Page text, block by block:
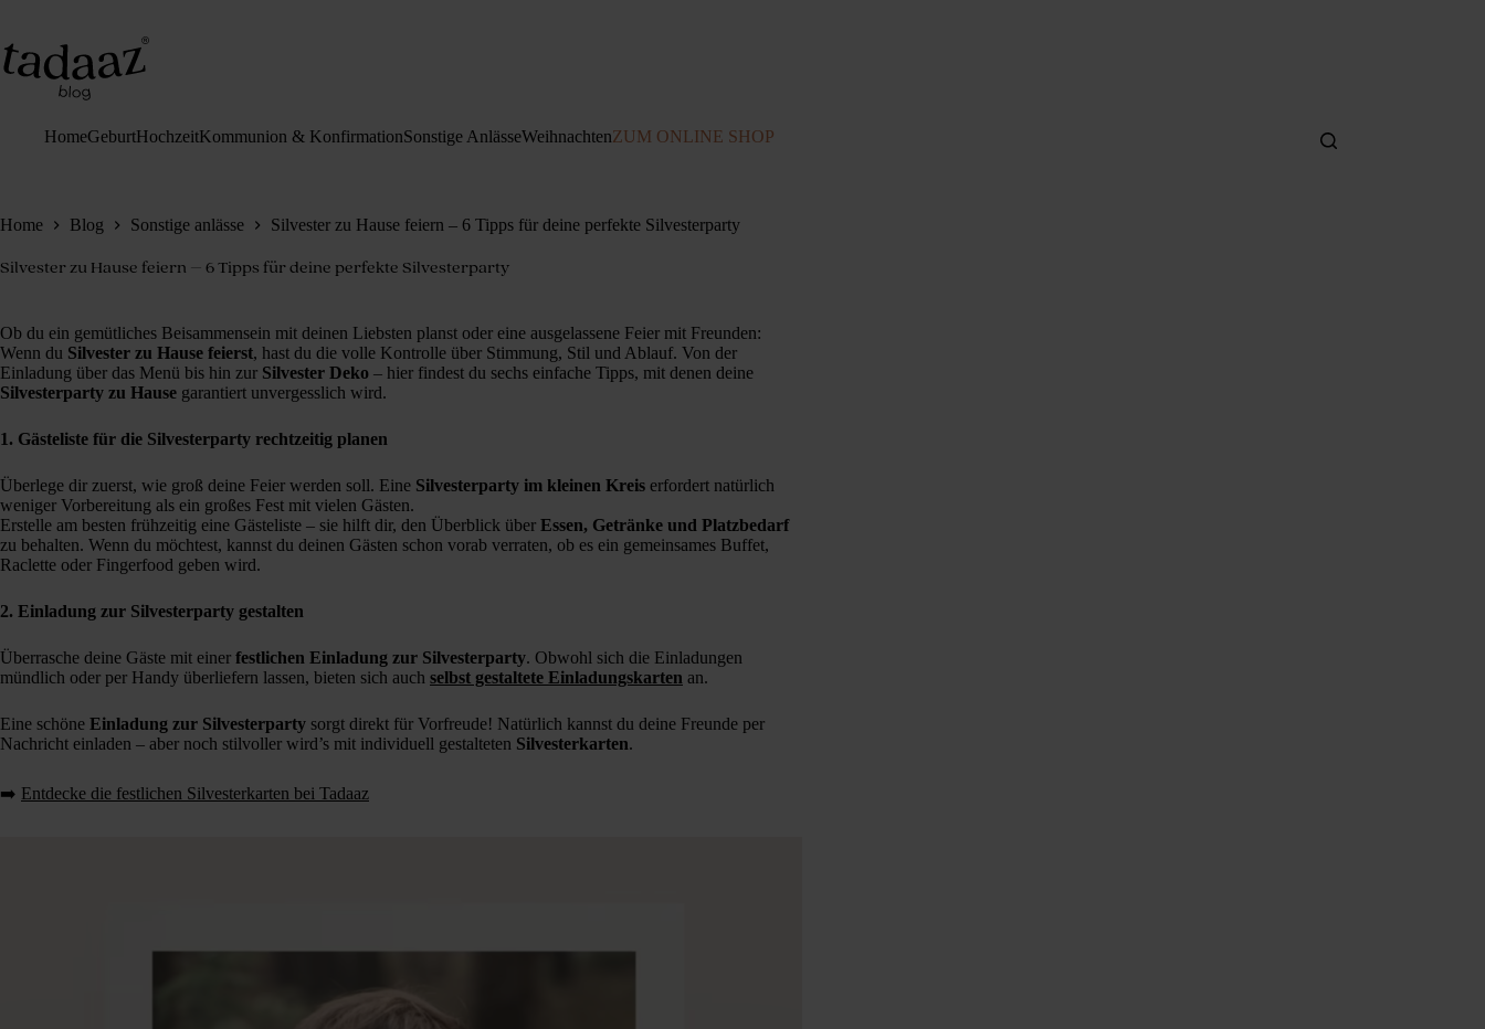
springen
HomeGeburtHochzeitKommunion & KonfirmationSonstige AnlässeWeihnachtenZUM ONLINE SHOP
Home Blog Sonstige anlässe Silvester zu Hause feiern – 6 Tipps für deine perfekte Silvesterparty
Silvester zu Hause feiern – 6 Tipps für deine perfekte Silvesterparty
Ob du ein gemütliches Beisammensein mit deinen Liebsten planst oder eine ausgelassene Feier mit Freunden:
Wenn du Silvester zu Hause feierst, hast du die volle Kontrolle über Stimmung, Stil und Ablauf. Von der
Einladung über das Menü bis hin zur Silvester Deko – hier findest du sechs einfache Tipps, mit denen deine
Silvesterparty zu Hause garantiert unvergesslich wird.
1. Gästeliste für die Silvesterparty rechtzeitig planen
Überlege dir zuerst, wie groß deine Feier werden soll. Eine Silvesterparty im kleinen Kreis erfordert natürlich
weniger Vorbereitung als ein großes Fest mit vielen Gästen.
Erstelle am besten frühzeitig eine Gästeliste – sie hilft dir, den Überblick über Essen, Getränke und Platzbedarf
zu behalten. Wenn du möchtest, kannst du deinen Gästen schon vorab verraten, ob es ein gemeinsames Buffet,
Raclette oder Fingerfood geben wird.
2. Einladung zur Silvesterparty gestalten
Überrasche deine Gäste mit einer festlichen Einladung zur Silvesterparty. Obwohl sich die Einladungen
mündlich oder per Handy überliefern lassen, bieten sich auch selbst gestaltete Einladungskarten an.
Eine schöne Einladung zur Silvesterparty sorgt direkt für Vorfreude! Natürlich kannst du deine Freunde per
Nachricht einladen – aber noch stilvoller wird’s mit individuell gestalteten Silvesterkarten.
➡️ Entdecke die festlichen Silvesterkarten bei Tadaaz